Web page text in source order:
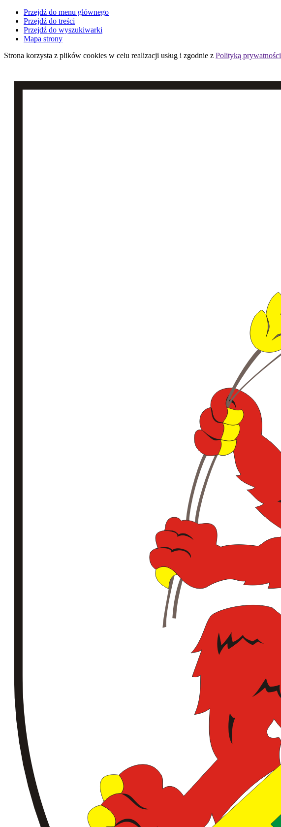
Przejdź do menu głównego
Przejdź do treści
Przejdź do wyszukiwarki
Mapa strony
Strona korzysta z plików cookies w celu realizacji usług i zgodnie z Polityką prywatności